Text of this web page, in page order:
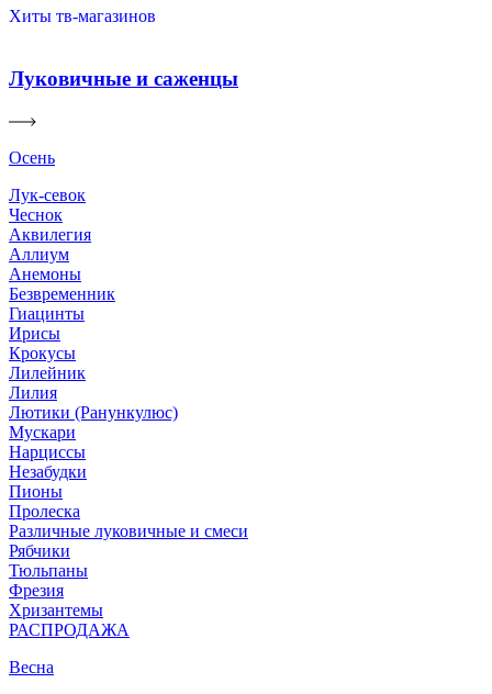
Хиты тв-магазинов
Луковичные и саженцы
Осень
Лук-севок
Чеснок
Аквилегия
Аллиум
Анемоны
Безвременник
Гиацинты
Ирисы
Крокусы
Лилейник
Лилия
Лютики (Ранункулюс)
Мускари
Нарцисcы
Незабудки
Пионы
Пролеска
Различные луковичные и смеси
Рябчики
Тюльпаны
Фрезия
Хризантемы
РАСПРОДАЖА
Весна